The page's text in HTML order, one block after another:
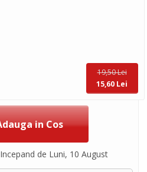
19,50 Lei
15,60 Lei
Incepand de Luni, 10 August